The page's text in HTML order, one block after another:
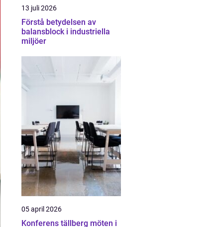
13 juli 2026
Förstå betydelsen av
balansblock i industriella
miljöer
05 april 2026
Konferens tällberg möten i